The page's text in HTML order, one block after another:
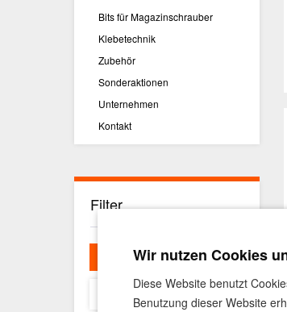
Bits für Magazinschrauber
Klebetechnik
Zubehör
Sonderaktionen
Unternehmen
Kontakt
Filter
Filtern
Wir nutzen Cookies
Diese Website benutzt
Benutzung dieser Website